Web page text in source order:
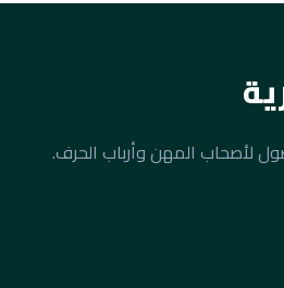
لأصحاب المهن وأرباب الحرف.